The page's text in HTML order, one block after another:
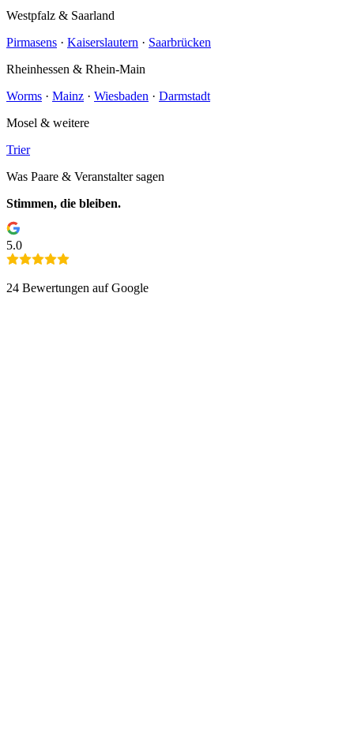
Westpfalz & Saarland
Pirmasens · Kaiserslautern · Saarbrücken
Rheinhessen & Rhein-Main
Worms · Mainz · Wiesbaden · Darmstadt
Mosel & weitere
Trier
Was Paare & Veranstalter sagen
Stimmen, die bleiben.
5.0
24 Bewertungen auf Google